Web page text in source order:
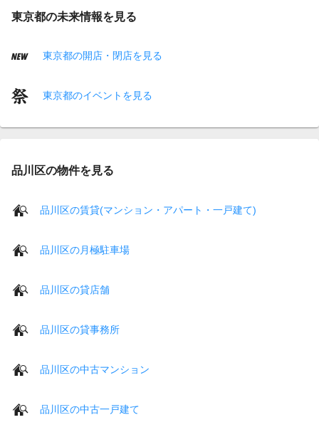
東京都の未来情報を見る
東京都の開店・閉店を見る
東京都のイベントを見る
品川区の物件を見る
品川区の賃貸(マンション・アパート・一戸建て)
品川区の月極駐車場
品川区の貸店舗
品川区の貸事務所
品川区の中古マンション
品川区の中古一戸建て